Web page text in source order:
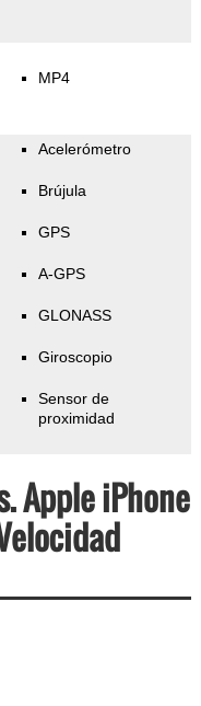
MP4
Acelerómetro
Brújula
GPS
A-GPS
GLONASS
Giroscopio
Sensor de
proximidad
Apple iPhone